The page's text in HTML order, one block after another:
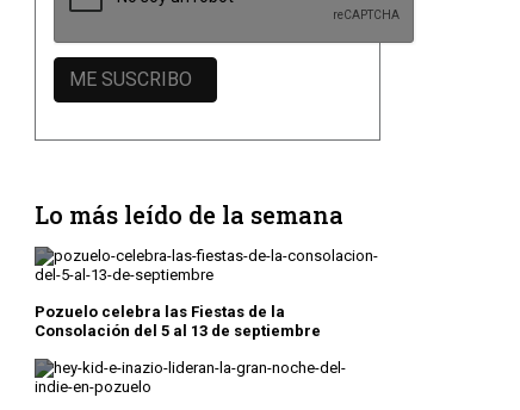
Lo más leído de la semana
Pozuelo celebra las Fiestas de la
Consolación del 5 al 13 de septiembre